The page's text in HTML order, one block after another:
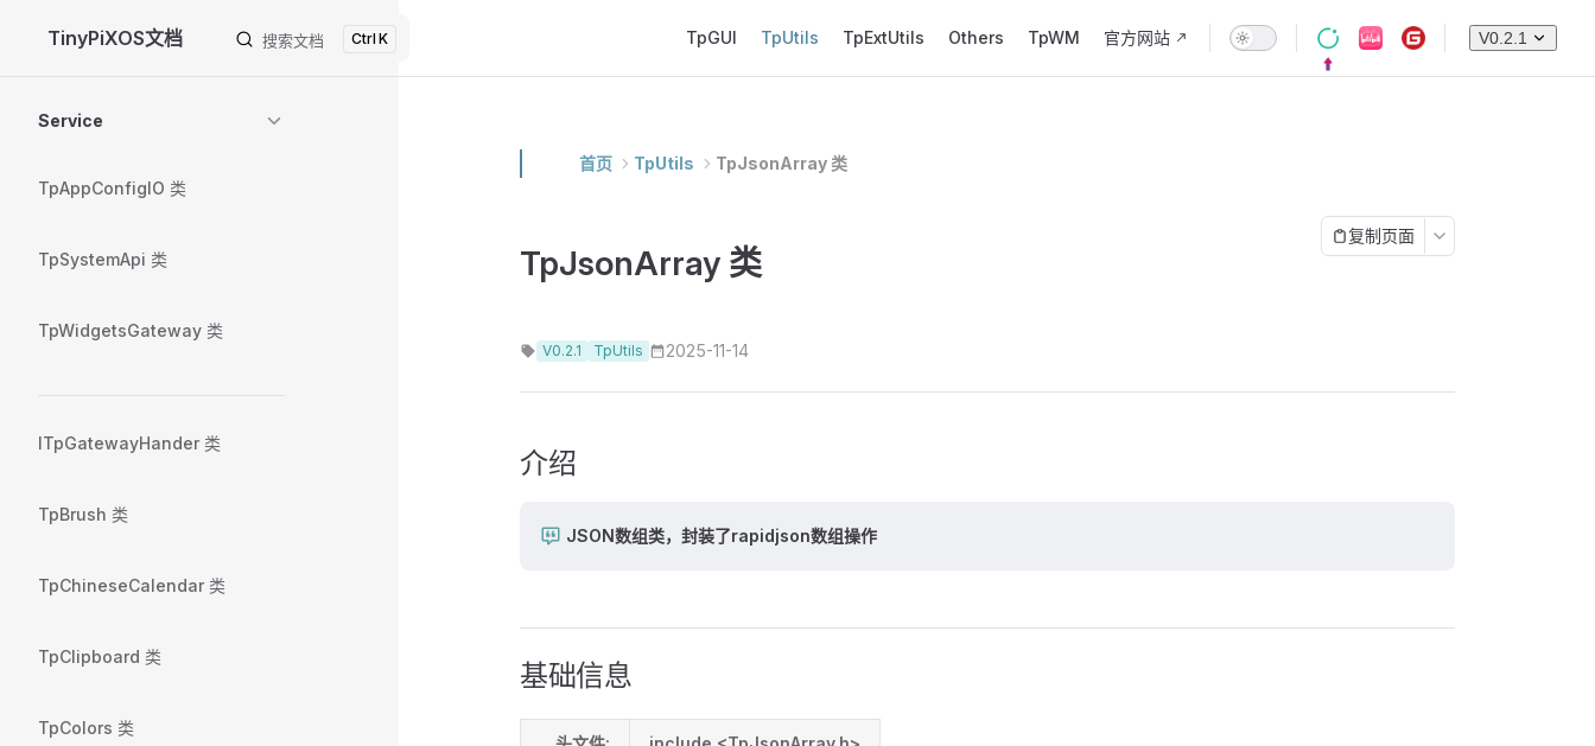
Skip to content
TinyPiXOS文档 搜索文档 K TpGUI TpUtils TpExtUtils Others TpWM 官方网站 V0.2.1
Service
TpAppConfigIO 类
TpSystemApi 类
TpWidgetsGateway 类
ITpGatewayHander 类
TpBrush 类
TpChineseCalendar 类
TpClipboard 类
TpColors 类
首页 TpUtils TpJsonArray 类
TpJsonArray 类
复制页面
V0.2.1 TpUtils 2025-11-14
介绍
JSON数组类，封装了rapidjson数组操作
基础信息